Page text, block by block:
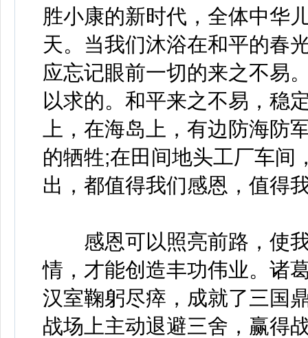
胜小康的新时代，全体中华
天。当我们沐浴在和平的春
应忘记眼前一切的来之不易
以求的。和平来之不易，稳
上，在海岛上，有边防海防
的牺牲;在田间地头工厂车
出，都值得我们感恩，值得
感恩可以照亮前路，使我
情，才能创造丰功伟业。诸
汉室鞠躬尽瘁，成就了三国
战场上主动退避三舍，赢得